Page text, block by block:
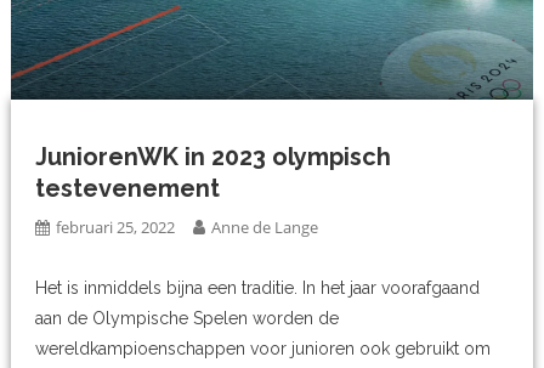
JuniorenWK in 2023 olympisch
testevenement
februari 25, 2022 Anne de Lange
Het is inmiddels bijna een traditie. In het jaar voorafgaand
aan de Olympische Spelen worden de
wereldkampioenschappen voor junioren ook gebruikt om